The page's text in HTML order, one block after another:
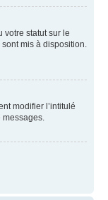
votre statut sur le
mis à disposition.
modifier l’intitulé